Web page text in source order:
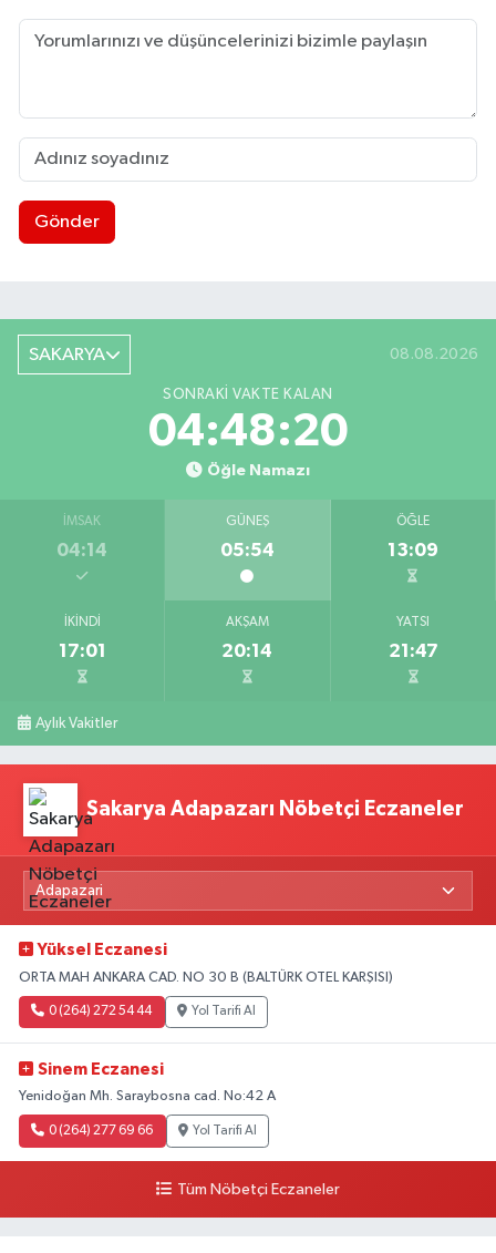
Gönder
SAKARYA 08.08.2026
SONRAKI VAKTE KALAN
04:48:20
Öğle Namazı
İMSAK
04:14
GÜNEŞ
05:54
ÖĞLE
13:09
İKINDI
17:01
AKŞAM
20:14
YATSI
21:47
Aylık Vakitler
Sakarya Adapazarı Nöbetçi Eczaneler
Yüksel Eczanesi
ORTA MAH ANKARA CAD. NO 30 B (BALTÜRK OTEL KARŞISI)
0 (264) 272 54 44 Yol Tarifi Al
Sinem Eczanesi
Yenidoğan Mh. Saraybosna cad. No:42 A
0 (264) 277 69 66 Yol Tarifi Al
Tüm Nöbetçi Eczaneler